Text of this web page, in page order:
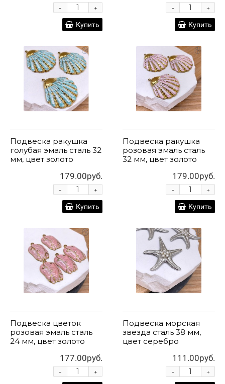
+
-
Купить
+
-
Купить
Подвеска ракушка
голубая эмаль сталь 32
мм, цвет золото
179.00руб.
+
-
Купить
Подвеска ракушка
розовая эмаль сталь
32 мм, цвет золото
179.00руб.
+
-
Купить
Подвеска цветок
розовая эмаль сталь
24 мм, цвет золото
177.00руб.
+
-
Подвеска морская
звезда сталь 38 мм,
цвет серебро
111.00руб.
+
-